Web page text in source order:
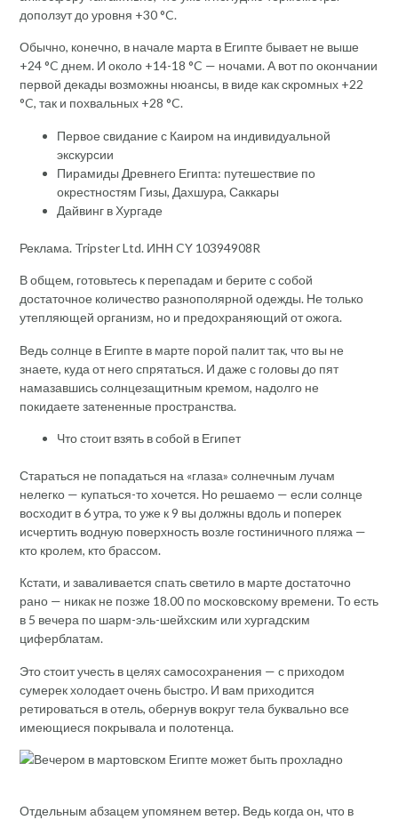
доползут до уровня +30 °C.
Обычно, конечно, в начале марта в Египте бывает не выше
+24 °C днем. И около +14-18 °C — ночами. А вот по окончании
первой декады возможны нюансы, в виде как скромных +22
°C, так и похвальных +28 °C.
Первое свидание с Каиром на индивидуальной
экскурсии
Пирамиды Древнего Египта: путешествие по
окрестностям Гизы, Дахшура, Саккары
Дайвинг в Хургаде
Реклама. Tripster Ltd. ИНН CY 10394908R
В общем, готовьтесь к перепадам и берите с собой
достаточное количество разнополярной одежды. Не только
утепляющей организм, но и предохраняющий от ожога.
Ведь солнце в Египте в марте порой палит так, что вы не
знаете, куда от него спрятаться. И даже с головы до пят
намазавшись солнцезащитным кремом, надолго не
покидаете затененные пространства.
Что стоит взять в собой в Египет
Стараться не попадаться на «глаза» солнечным лучам
нелегко — купаться-то хочется. Но решаемо — если солнце
восходит в 6 утра, то уже к 9 вы должны вдоль и поперек
исчертить водную поверхность возле гостиничного пляжа —
кто кролем, кто брассом.
Кстати, и заваливается спать светило в марте достаточно
рано — никак не позже 18.00 по московскому времени. То есть
в 5 вечера по шарм-эль-шейхским или хургадским
циферблатам.
Это стоит учесть в целях самосохранения — с приходом
сумерек холодает очень быстро. И вам приходится
ретироваться в отель, обернув вокруг тела буквально все
имеющиеся покрывала и полотенца.
Отдельным абзацем упомянем ветер. Ведь когда он, что в